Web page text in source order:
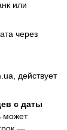
или
через
действует
с даты
может
—